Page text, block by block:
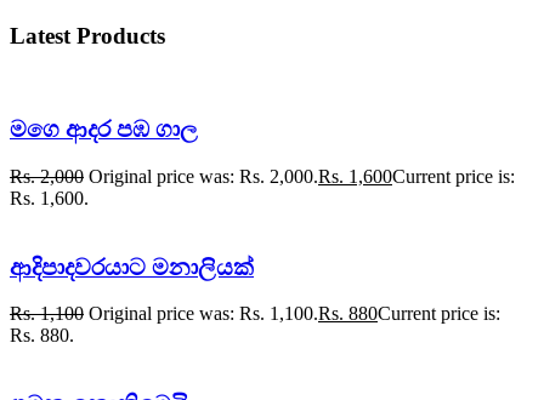
Latest Products
මගෙ ආදර පඹ ගාල
Rs.2,000 Original price was: Rs. 2,000.Rs. 1,600Current price is:
Rs. 1,600.
ආදිපාදවරයාට මනාලියක්
Rs.1,100 Original price was: Rs. 1,100.Rs. 880Current price is:
Rs. 880.